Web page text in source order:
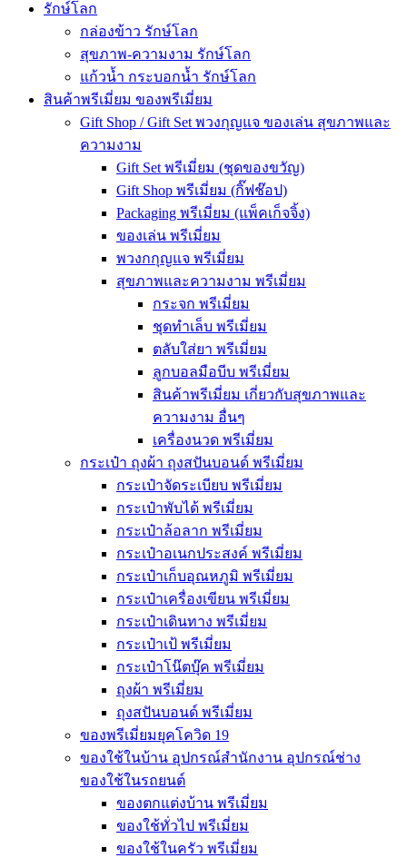
รักษ์โลก
กล่องข้าว รักษ์โลก
สุขภาพ-ความงาม รักษ์โลก
แก้วน้ำ กระบอกน้ำ รักษ์โลก
สินค้าพรีเมี่ยม ของพรีเมี่ยม
Gift Shop / Gift Set พวงกุญแจ ของเล่น สุขภาพและ
ความงาม
Gift Set พรีเมี่ยม (ชุดของขวัญ)
Gift Shop พรีเมี่ยม (กิ๊ฟช๊อป)
Packaging พรีเมี่ยม (แพ็คเก็จจิ้ง)
ของเล่น พรีเมี่ยม
พวงกกุญแจ พรีเมี่ยม
สุขภาพและความงาม พรีเมี่ยม
กระจก พรีเมี่ยม
ชุดทำเล็บ พรีเมี่ยม
ตลับใส่ยา พรีเมี่ยม
ลูกบอลมือบีบ พรีเมี่ยม
สินค้าพรีเมี่ยม เกี่ยวกับสุขภาพและ
ความงาม อื่นๆ
เครื่องนวด พรีเมี่ยม
กระเป๋า ถุงผ้า ถุงสปันบอนด์ พรีเมี่ยม
กระเป๋าจัดระเบียบ พรีเมี่ยม
กระเป๋าพับได้ พรีเมี่ยม
กระเป๋าล้อลาก พรีเมี่ยม
กระเป๋าอเนกประสงค์ พรีเมี่ยม
กระเป๋าเก็บอุณหภูมิ พรีเมี่ยม
กระเป๋าเครื่องเขียน พรีเมี่ยม
กระเป๋าเดินทาง พรีเมี่ยม
กระเป๋าเป้ พรีเมี่ยม
กระเป๋าโน๊ตบุ๊ค พรีเมี่ยม
ถุงผ้า พรีเมี่ยม
ถุงสปันบอนด์ พรีเมี่ยม
ของพรีเมี่ยมยุคโควิด 19
ของใช้ในบ้าน อุปกรณ์สำนักงาน อุปกรณ์ช่าง
ของใช้ในรถยนต์
ของตกแต่งบ้าน พรีเมี่ยม
ของใช้ทั่วไป พรีเมี่ยม
ของใช้ในครัว พรีเมี่ยม